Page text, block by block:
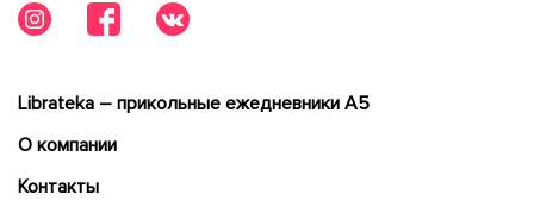
Librateka – прикольные ежедневники А5
О компании
Контакты